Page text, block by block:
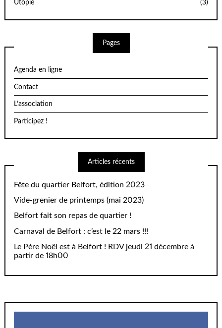
Utopie (3)
Pages
Agenda en ligne
Contact
L’association
Participez !
Articles récents
Fête du quartier Belfort, édition 2023
Vide-grenier de printemps (mai 2023)
Belfort fait son repas de quartier !
Carnaval de Belfort : c’est le 22 mars !!!
Le Père Noël est à Belfort ! RDV jeudi 21 décembre à
partir de 18h00